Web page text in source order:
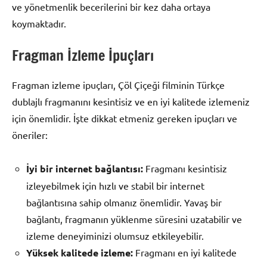
ve yönetmenlik becerilerini bir kez daha ortaya
koymaktadır.
Fragman İzleme İpuçları
Fragman izleme ipuçları, Çöl Çiçeği filminin Türkçe
dublajlı fragmanını kesintisiz ve en iyi kalitede izlemeniz
için önemlidir. İşte dikkat etmeniz gereken ipuçları ve
öneriler:
İyi bir internet bağlantısı: Fragmanı kesintisiz
izleyebilmek için hızlı ve stabil bir internet
bağlantısına sahip olmanız önemlidir. Yavaş bir
bağlantı, fragmanın yüklenme süresini uzatabilir ve
izleme deneyiminizi olumsuz etkileyebilir.
Yüksek kalitede izleme: Fragmanı en iyi kalitede